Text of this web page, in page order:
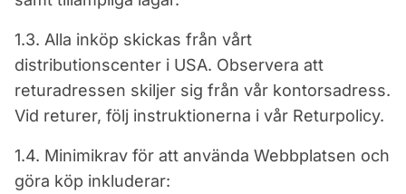
1.3. Alla inköp skickas från vårt
distributionscenter i USA. Observera att
returadressen skiljer sig från vår kontorsadress.
Vid returer, följ instruktionerna i vår Returpolicy.
1.4. Minimikrav för att använda Webbplatsen och
göra köp inkluderar: